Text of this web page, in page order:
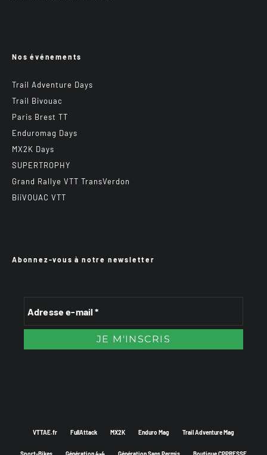
Nos événements
Trail Adventure Days
Trail Bivouac
Paris Brest TT
Enduromag Days
MX2K Days
SUPERTROPHY
Grand Rallye VTT TransVerdon
BiiVOUAC VTT
Abonnez-vous à notre newsletter
VTTAE.fr FullAttack MX2K Enduro Mag Trail Adventure Mag